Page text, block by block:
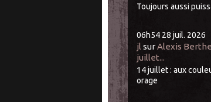
Toujours aussi
06h54 28 juil. 2026
jl surAlexis
juillet...
14 juillet : aux
orage